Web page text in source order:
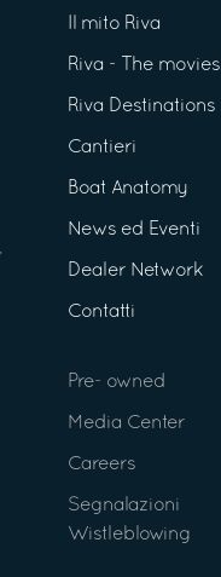
Il mito Riva
Riva - The movies
Riva Destinations
Cantieri
Boat Anatomy
News ed Eventi
Dealer Network
Contatti
Pre- owned
Media Center
Careers
Segnalazioni
Wistleblowing